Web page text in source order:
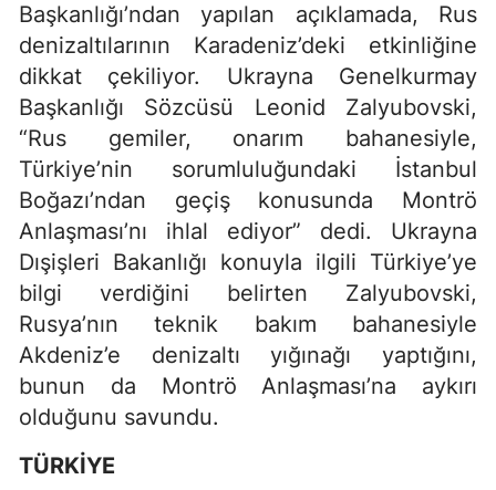
Başkanlığı’ndan yapılan açıklamada, Rus
denizaltılarının Karadeniz’deki etkinliğine
dikkat çekiliyor. Ukrayna Genelkurmay
Başkanlığı Sözcüsü Leonid Zalyubovski,
“Rus gemiler, onarım bahanesiyle,
Türkiye’nin sorumluluğundaki İstanbul
Boğazı’ndan geçiş konusunda Montrö
Anlaşması’nı ihlal ediyor” dedi. Ukrayna
Dışişleri Bakanlığı konuyla ilgili Türkiye’ye
bilgi verdiğini belirten Zalyubovski,
Rusya’nın teknik bakım bahanesiyle
Akdeniz’e denizaltı yığınağı yaptığını,
bunun da Montrö Anlaşması’na aykırı
olduğunu savundu.
TÜRKİYE